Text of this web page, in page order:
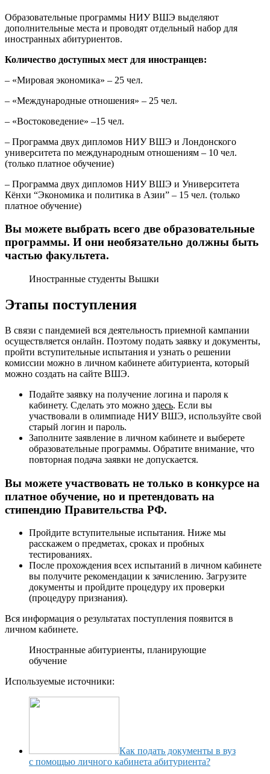
Образовательные программы НИУ ВШЭ выделяют
дополнительные места и проводят отдельный набор для
иностранных абитуриентов.
Количество доступных мест для иностранцев:
– «Мировая экономика» – 25 чел.
– «Международные отношения» – 25 чел.
– «Востоковедение» –15 чел.
– Программа двух дипломов НИУ ВШЭ и Лондонского
университета по международным отношениям – 10 чел.
(только платное обучение)
– Программа двух дипломов НИУ ВШЭ и Университета
Кёнхи “Экономика и политика в Азии” – 15 чел. (только
платное обучение)
Вы можете выбрать всего две образовательные
программы. И они необязательно должны быть
частью факультета.
Иностранные студенты Вышки
Этапы поступления
В связи с пандемией вся деятельность приемной кампании
осуществляется онлайн. Поэтому подать заявку и документы,
пройти вступительные испытания и узнать о решении
комиссии можно в личном кабинете абитуриента, который
можно создать на сайте ВШЭ.
Подайте заявку на получение логина и пароля к
кабинету. Сделать это можно здесь. Если вы
участвовали в олимпиаде НИУ ВШЭ, используйте свой
старый логин и пароль.
Заполните заявление в личном кабинете и выберете
образовательные программы. Обратите внимание, что
повторная подача заявки не допускается.
Вы можете участвовать не только в конкурсе на
платное обучение, но и претендовать на
стипендию Правительства РФ.
Пройдите вступительные испытания. Ниже мы
расскажем о предметах, сроках и пробных
тестированиях.
После прохождения всех испытаний в личном кабинете
вы получите рекомендации к зачислению. Загрузите
документы и пройдите процедуру их проверки
(процедуру признания).
Вся информация о результатах поступления появится в
личном кабинете.
Иностранные абитуриенты, планирующие
обучение
Используемые источники:
Как подать документы в вуз
с помощью личного кабинета абитуриента?